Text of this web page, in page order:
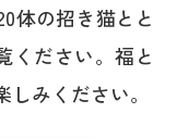
体の招き猫とと
ください。福と
みください。